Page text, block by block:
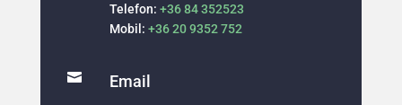
Telefon: +36 84 352523
Mobil: +36 20 9352 752
 Email